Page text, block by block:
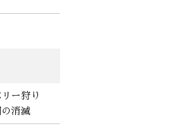
ー狩り
の消滅